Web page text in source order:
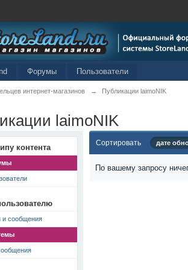
Форумы Пользователи
интернет-магазинов → Публикации laimoNIK
laimoNIK
контента
и сообщения
Сортировать дате
По вашему запросу